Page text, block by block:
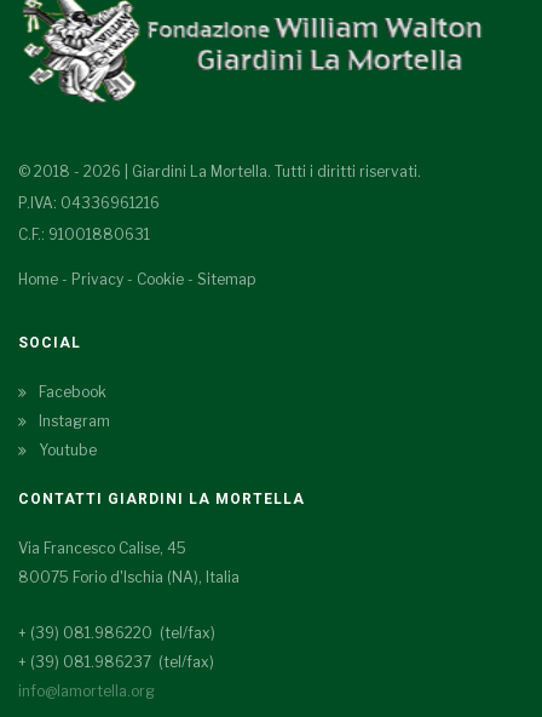
© 2018 - 2026 | Giardini La Mortella. Tutti i diritti riservati.
P.IVA: 04336961216
C.F.: 91001880631
Home - Privacy - Cookie - Sitemap
SOCIAL
Facebook
Instagram
Youtube
CONTATTI GIARDINI LA MORTELLA
Via Francesco Calise, 45
80075 Forio d'Ischia (NA), Italia
+ (39) 081.986220 (tel/fax)
+ (39) 081.986237 (tel/fax)
info@lamortella.org